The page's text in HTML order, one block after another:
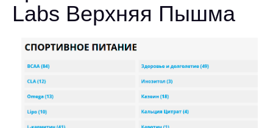
Labs Верхняя Пышма